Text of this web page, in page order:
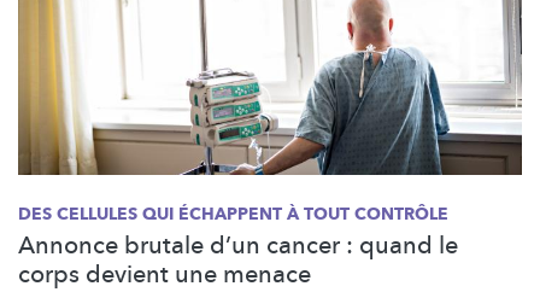
DES CELLULES QUI ÉCHAPPENT À TOUT CONTRÔLE
Annonce brutale d’un cancer : quand le
corps devient une menace